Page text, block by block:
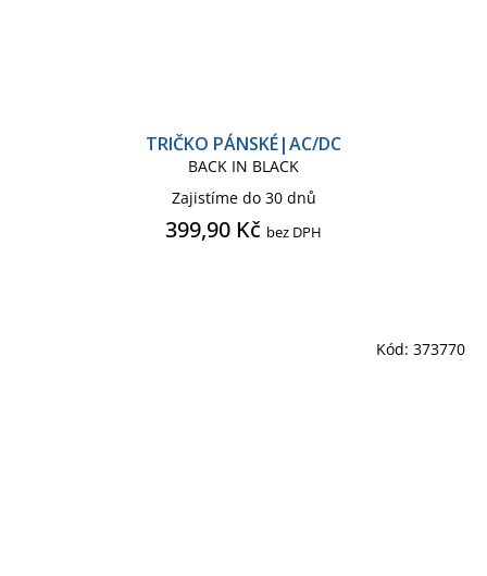
TRIČKO PÁNSKÉ|AC/DC
BACK IN BLACK
Zajistíme do 30 dnů
399,90 Kč bez DPH
Kód: 373770